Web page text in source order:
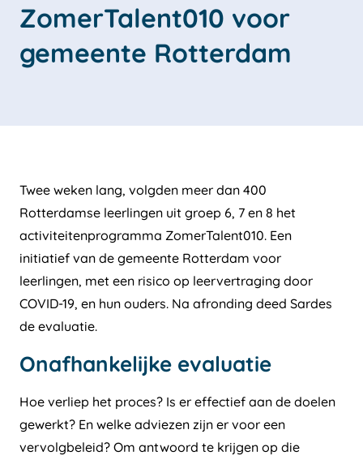
ZomerTalent010 voor
gemeente Rotterdam
Twee weken lang, volgden meer dan 400
Rotterdamse leerlingen uit groep 6, 7 en 8 het
activiteitenprogramma ZomerTalent010. Een
initiatief van de gemeente Rotterdam voor
leerlingen, met een risico op leervertraging door
COVID-19, en hun ouders. Na afronding deed Sardes
de evaluatie.
Onafhankelijke evaluatie
Hoe verliep het proces? Is er effectief aan de doelen
gewerkt? En welke adviezen zijn er voor een
vervolgbeleid? Om antwoord te krijgen op die